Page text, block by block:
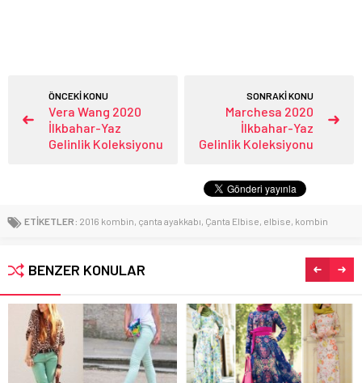
ÖNCEKİ KONU
Vera Wang 2020
İlkbahar-Yaz
Gelinlik Koleksiyonu
SONRAKİ KONU
Marchesa 2020
İlkbahar-Yaz
Gelinlik Koleksiyonu
ETİKETLER: 2016 kombin, çanta ayakkabı, Çanta Elbise, elbise, kombin
BENZER KONULAR